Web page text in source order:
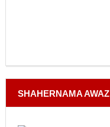
SHAHERNAMA AWAZ